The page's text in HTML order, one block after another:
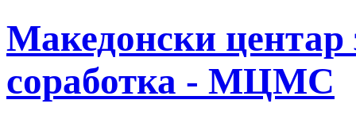
Македонски центар
соработка - МЦМС